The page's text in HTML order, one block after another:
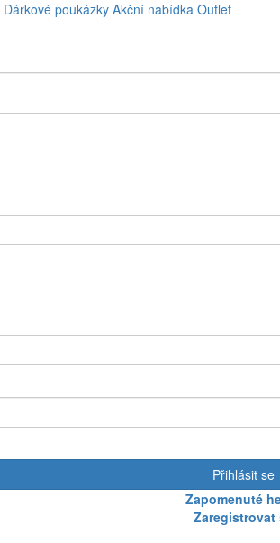
Dárkové poukázky Akční nabídka Outlet
Přihlásit se
Zapomenuté
Zaregistrovat